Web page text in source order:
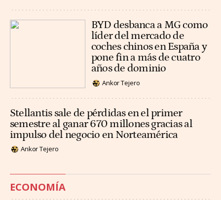
BYD desbanca a MG como
líder del mercado de
coches chinos en España y
pone fin a más de cuatro
años de dominio
Ankor Tejero
Stellantis sale de pérdidas en el primer
semestre al ganar 670 millones gracias al
impulso del negocio en Norteamérica
Ankor Tejero
ECONOMÍA